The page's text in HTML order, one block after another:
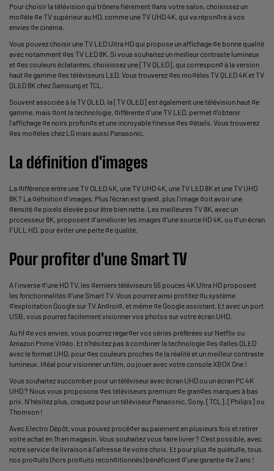
Pour choisir la télévision qui trônera fièrement dans votre salon, choisissez un
modèle de TV supérieur au HD, comme une TV UHD 4K, qui va répondre à vos
envies de cinéma.
Vous pouvez choisir une TV LED Ultra HD qui propose un affichage de bonne qualité
avec notamment des TV LED 8K. Si vous souhaitez un meilleur contraste lumineux
et des couleurs éclatantes, choisissez une [ TV QLED], qui correspond à la version
haut de gamme des téléviseurs LED. Vous trouverez des modèles TV QLED 4K et TV
QLED 8K chez Samsung et TCL.
Souvent associée à la TV QLED, la [TV OLED] est également une télévision haut de
gamme, mais dont la technologie, différente d'une TV LED, permet d'obtenir
l'affichage de noirs profonds et une incroyable finesse des détails. Vous trouverez
des modèles chez LG mais aussi Panasonic.
La définition d'images
La différence entre une TV OLED 4K, une TV UHD 4K, une TV LED 8K et une TV UHD
8K ? La définition d'images. Plus l'écran est grand, plus l'image doit avoir une
densité de pixels élevée pour être bien nette. Les meilleures TV 8K, avec un
processeur 8K, proposent d'améliorer les images d'une source HD 4K, ou d'un écran
FULL HD, pour éviter une perte de qualité.
Pour profiter d'une Smart TV
A l'inverse d'une HD TV, les derniers téléviseurs 55 pouces 4K Ultra HD proposent
les fonctionnalités d'uneSmart TV. Vous pourrez ainsi profitez du système
d'exploitation Google sur TV Android, et même de Google assistant. Et avec un port
USB, vous pourrez facilement visionner vos photos sur votre écran UHD.
Au fil de vos envies, vous pourrez regarder vos séries préférées sur Netflix ou
Amazon Prime Vidéo. Et n'hésitez pas à combiner la technologie des dalles QLED
avec le format UHD, pour des couleurs proches de la réalité et un meilleur contraste
lumineux. Idéal pour visionner un film, ou jouer avec votre console XBOX One !
Vous souhaitez succomber pour un téléviseur avecécran UHDou unécran PC 4K
UHD ? Nous vous proposons des téléviseurs premium de grandes marques à bas
prix. N'hésitez plus, craquez pour un téléviseur Panasonic, Sony, [TCL], [Philips] ou
Thomson !
Avec Electro Dépôt, vous pouvez procéder au paiement en plusieurs fois et retirer
votre achat en 1h en magasin. Vous souhaitez vous faire livrer ? C'est possible, avec
notre service de livraison à l'adresse de votre choix. Et pour plus de quiétude, tous
nos produits (hors produits reconditionnés) bénéficient d'une garantie de 2 ans !